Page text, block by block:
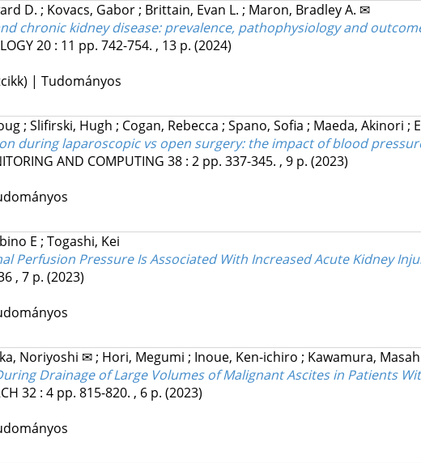
D. ; Kovacs, Gabor; Brittain, Evan L. ; Maron, Bradley A. ✉
chronic kidney disease: prevalence, pathophysiology and
20: 11 pp. 742-754. , 13 p. (2024)
| Tudományos
; Slifirski, Hugh ; Cogan, Rebecca ; Spano, Sofia ; Maeda, Akinori ;
during laparoscopic vs open surgery: the impact of blood
AND COMPUTING 38: 2 pp. 337-345. , 9 p. (2023)
E ; Togashi, Kei
Perfusion Pressure Is Associated With Increased Acute Kidney
, 7 p. (2023)
Noriyoshi ✉; Hori, Megumi ; Inoue, Ken-ichiro ; Kawamura,
Drainage of Large Volumes of Malignant Ascites in Patients
32: 4 pp. 815-820. , 6 p. (2023)